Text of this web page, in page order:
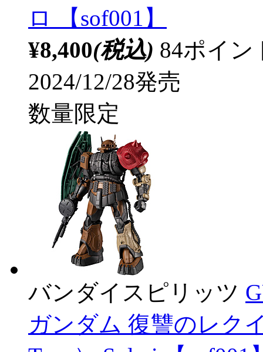
ロ 【sof001】
¥8,400(税込) 84ポイ
2024/12/28発売
数量限定
バンダイスピリッツ
ガンダム 復讐のレク